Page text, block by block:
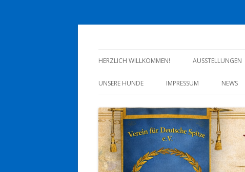
HERZLICH WILLKOMMEN! AUSSTELLUNGEN
UNSERE HUNDE
GROSSSPITZ
MITTELSPITZ
KLEINSPITZ
IMPRESSUM NEWS